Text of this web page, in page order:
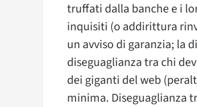
truffati dalla banche e i
inquisiti (o addirittura
un avviso di garanzia; la
diseguaglianza tra chi
dei giganti del web
minima. Diseguaglianza